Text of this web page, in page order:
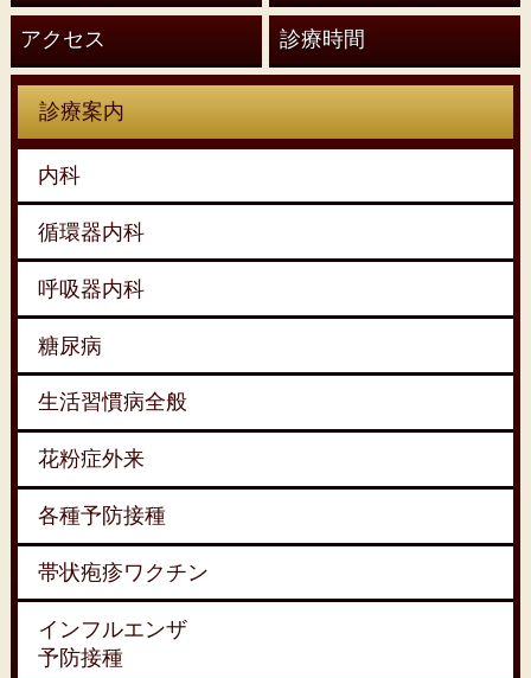
アクセス 診療時間
診療案内
内科
循環器内科
呼吸器内科
糖尿病
生活習慣病全般
花粉症外来
各種予防接種
帯状疱疹ワクチン
インフルエンザ
予防接種